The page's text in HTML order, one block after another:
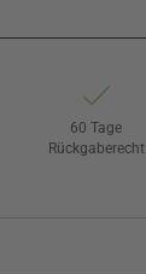
60 Tage
Rückgaberecht